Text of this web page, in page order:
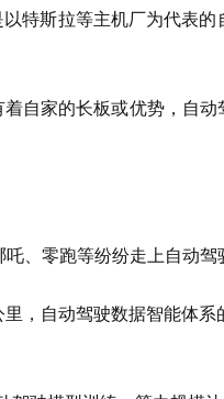
特斯拉等主机厂为代表
自家的长板或优势，自
、零跑等纷纷走上自动驾
，自动驾驶数据智能体